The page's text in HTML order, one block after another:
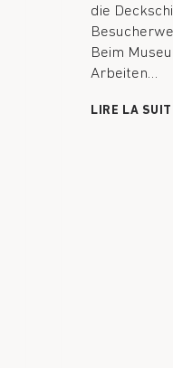
die
Beim
Arbeiten…
LIRE LA